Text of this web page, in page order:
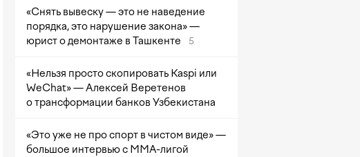
«Снять вывеску — это не наведение
порядка, это нарушение закона» —
юрист о демонтаже в Ташкенте
5
«Нельзя просто скопировать Kaspi или
WeChat» — Алексей Веретенов
о трансформации банков Узбекистана
«Это уже не про спорт в чистом виде» —
большое интервью с ММА-лигой